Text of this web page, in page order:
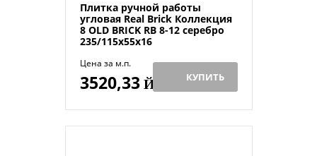
Плитка ручной работы
угловая Real Brick Коллекция
8 OLD BRICK RB 8-12 серебро
235/115х55х16
Цена за м.п.
3520,33Й КУПИТЬ